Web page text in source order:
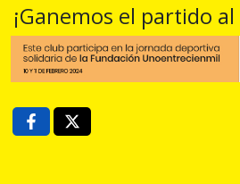
¡Ganemos el partido